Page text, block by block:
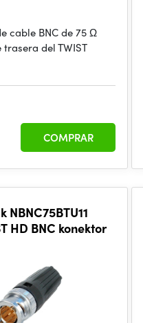
cable BNC de 75 Ω
del TWIST
COMPRAR
NBNC75BTU11
HD BNC konektor